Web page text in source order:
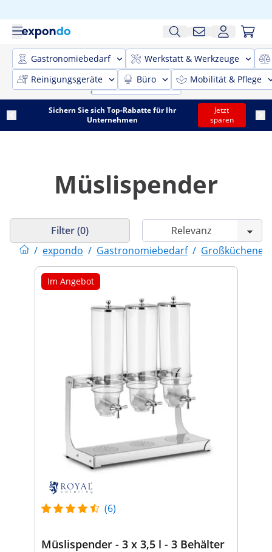
Gastronomiebedarf
Werkstatt & Werkzeuge
Reinigungsgeräte
Büro Mobilität & Pflege
Sichern Sie sich Top-Rabatte für Ihr
Unternehmen
Jetzt
sparen
Müslispender
/ expondo / Gastronomiebedarf /
Filter (0)
Im Angebot
(6)
Müslispender - 3 x 3,5 l - 3 Behälter